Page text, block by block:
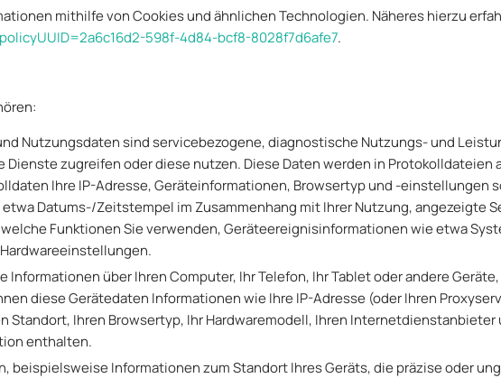
mithilfe von Cookies und ähnlichen Technologien. Näheres hierzu
598f-4d84-bcf8-8028f7d6afe7.
Nutzungsdaten sind servicebezogene, diagnostische Nutzungs- und
zugreifen oder diese nutzen. Diese Daten werden in Protokolldateien
Ihre IP-Adresse, Geräteinformationen, Browsertyp und -einstellungen
Datums-/Zeitstempel im Zusammenhang mit Ihrer Nutzung, angezeigte
Funktionen Sie verwenden, Geräteereignisinformationen wie etwa
Informationen über Ihren Computer, Ihr Telefon, Ihr Tablet oder andere
diese Gerätedaten Informationen wie Ihre IP-Adresse (oder Ihren
Ihren Browsertyp, Ihr Hardwaremodell, Ihren
enthalten.
beispielsweise Informationen zum Standort Ihres Geräts, die präzise oder